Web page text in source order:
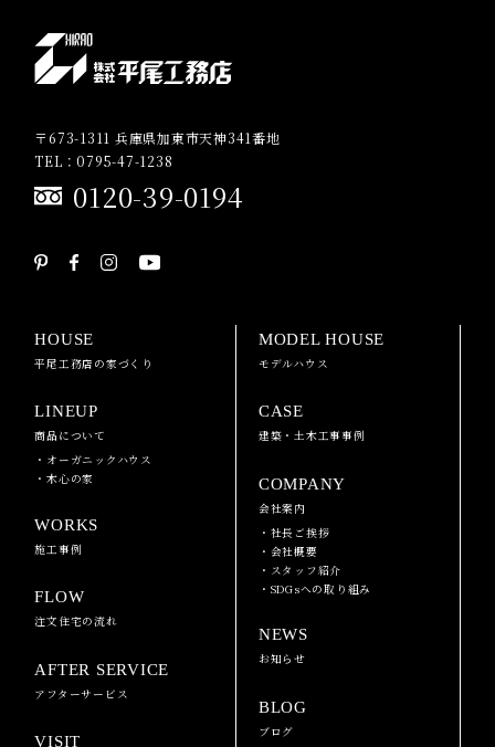
〒673-1311 兵庫県加東市天神341番地
TEL：0795-47-1238
0120-39-0194
HOUSE
平尾工務店の家づくり
LINEUP
商品について
・オーガニックハウス
・木心の家
WORKS
施工事例
FLOW
注文住宅の流れ
AFTER SERVICE
アフターサービス
VISIT
MODEL HOUSE
モデルハウス
CASE
建築・土木工事事例
COMPANY
会社案内
・社長ご挨拶
・会社概要
・スタッフ紹介
・SDGsへの取り組み
NEWS
お知らせ
BLOG
ブログ